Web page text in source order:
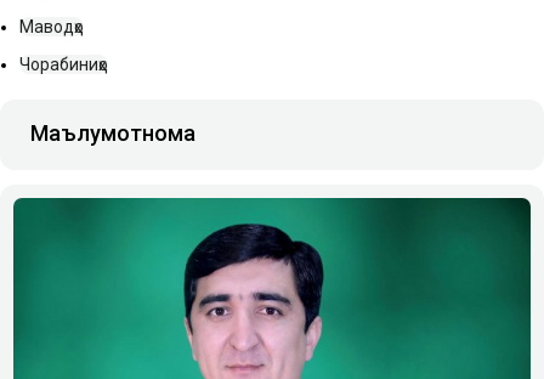
Маводҳо
Чорабиниҳо
Маълумотнома